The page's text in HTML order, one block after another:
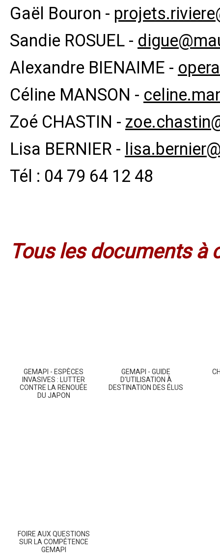
Gaël Bouron -
Sandie ROSUEL -
Alexandre BIENAIME -
Céline MANSON -
Zoé CHASTIN -
Lisa BERNIER -
Tél : 04 79 64 12 48
Tous les documents à
GEMAPI - ESPÈCES
INVASIVES : LUTTER
CONTRE LA RENOUÉE
DU JAPON
GEMAPI - GUIDE
D'UTILISATION À
DESTINATION DES ÉLUS
FOIRE AUX QUESTIONS
SUR LA COMPÉTENCE
GEMAPI